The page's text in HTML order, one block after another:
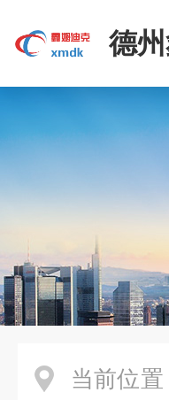
德
司
当前位置